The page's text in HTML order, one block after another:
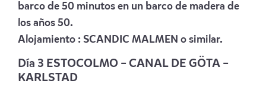
barco de 50 minutos en un barco de madera de
los años 50.
Alojamiento : SCANDIC MALMEN o similar.
Día 3 ESTOCOLMO – CANAL DE GÖTA –
KARLSTAD